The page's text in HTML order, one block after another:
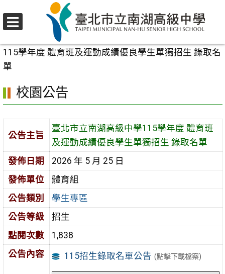
至
要
內
校園公告
115學年度 體育班及運動成績優良學生單獨招生 錄取名
單
校園公告
公告主旨
臺北市立南湖高級中學115學年度 體育班
及運動成績優良學生單獨招生 錄取名單
發佈日期
2026 年 5 月 25 日
發佈單位
體育組
公告類別
學生專區
公告等級
招生
點閱次數
1,838
公告內容
115招生錄取名單公告 (點擊下載檔案)
選
單